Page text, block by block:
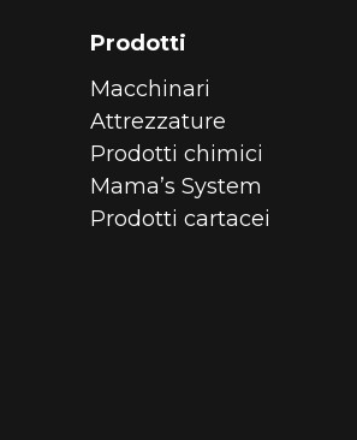
Prodotti
Macchinari
Attrezzature
Prodotti chimici
Mama’s System
Prodotti cartacei